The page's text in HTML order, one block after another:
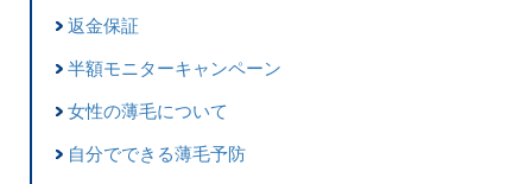
返金保証
半額モニターキャンペーン
女性の薄毛について
自分でできる薄毛予防